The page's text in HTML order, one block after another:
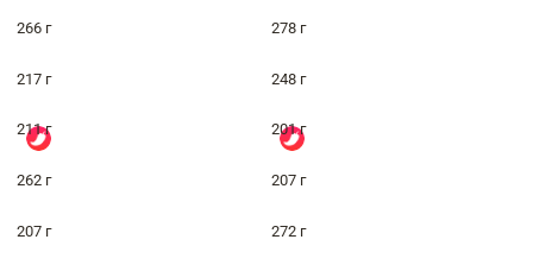
266 г 278 г
217 г 248 г
211 г 201 г
262 г 207 г
207 г 272 г